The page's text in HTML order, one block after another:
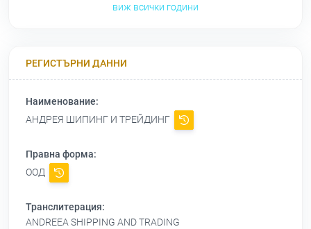
виж всички години
РЕГИСТЪРНИ ДАННИ
Наименование:
АНДРЕЯ ШИПИНГ И ТРЕЙДИНГ
Правна форма:
ООД
Транслитерация:
ANDREEA SHIPPING AND TRADING